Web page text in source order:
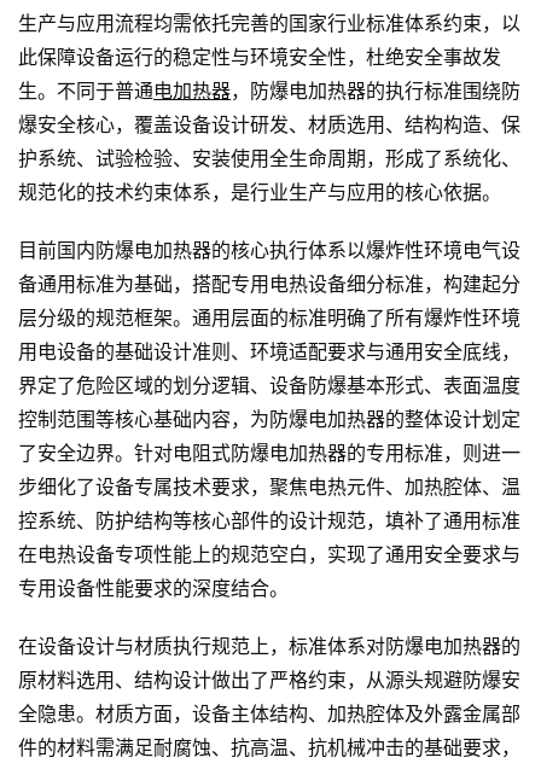
生产与应用流程均需依托完善的国家行业标准体系约束，以
此保障设备运行的稳定性与环境安全性，杜绝安全事故发
生。不同于普通电加热器，防爆电加热器的执行标准围绕防
爆安全核心，覆盖设备设计研发、材质选用、结构构造、保
护系统、试验检验、安装使用全生命周期，形成了系统化、
规范化的技术约束体系，是行业生产与应用的核心依据。
目前国内防爆电加热器的核心执行体系以爆炸性环境电气设
备通用标准为基础，搭配专用电热设备细分标准，构建起分
层分级的规范框架。通用层面的标准明确了所有爆炸性环境
用电设备的基础设计准则、环境适配要求与通用安全底线，
界定了危险区域的划分逻辑、设备防爆基本形式、表面温度
控制范围等核心基础内容，为防爆电加热器的整体设计划定
了安全边界。针对电阻式防爆电加热器的专用标准，则进一
步细化了设备专属技术要求，聚焦电热元件、加热腔体、温
控系统、防护结构等核心部件的设计规范，填补了通用标准
在电热设备专项性能上的规范空白，实现了通用安全要求与
专用设备性能要求的深度结合。
在设备设计与材质执行规范上，标准体系对防爆电加热器的
原材料选用、结构设计做出了严格约束，从源头规避防爆安
全隐患。材质方面，设备主体结构、加热腔体及外露金属部
件的材料需满足耐腐蚀、抗高温、抗机械冲击的基础要求，